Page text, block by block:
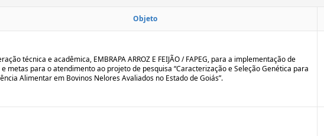
Objeto
técnica e acadêmica, EMBRAPA ARROZ E FEIJÃO / FAPEG, para a implementação de
e metas para o atendimento ao projeto de pesquisa “Caracterização e Seleção Genética para
Alimentar em Bovinos Nelores Avaliados no Estado de Goiás”.